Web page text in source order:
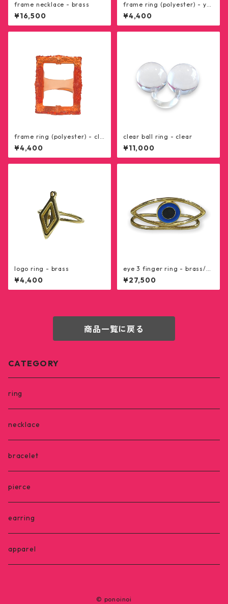
frame necklace - brass
¥16,500
frame ring (polyester) - yel
low
¥4,400
frame ring (polyester) - cle
ar red
¥4,400
clear ball ring - clear
¥11,000
logo ring - brass
¥4,400
eye 3 finger ring - brass/bl
ue
¥27,500
商品一覧に戻る
CATEGORY
ring
necklace
bracelet
pierce
earring
apparel
© ponoinoi